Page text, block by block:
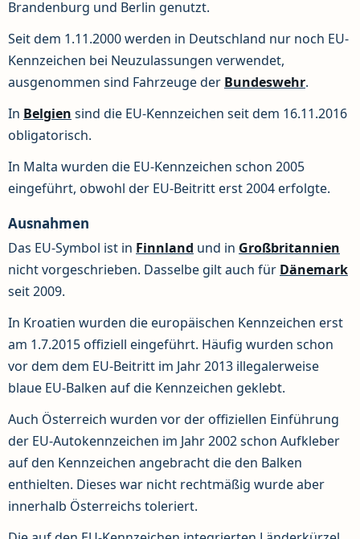
Brandenburg und Berlin genutzt.
Seit dem 1.11.2000 werden in Deutschland nur noch EU-
Kennzeichen bei Neuzulassungen verwendet,
ausgenommen sind Fahrzeuge der Bundeswehr.
In Belgien sind die EU-Kennzeichen seit dem 16.11.2016
obligatorisch.
In Malta wurden die EU-Kennzeichen schon 2005
eingeführt, obwohl der EU-Beitritt erst 2004 erfolgte.
Ausnahmen
Das EU-Symbol ist in Finnland und in Großbritannien
nicht vorgeschrieben. Dasselbe gilt auch für Dänemark
seit 2009.
In Kroatien wurden die europäischen Kennzeichen erst
am 1.7.2015 offiziell eingeführt. Häufig wurden schon
vor dem dem EU-Beitritt im Jahr 2013 illegalerweise
blaue EU-Balken auf die Kennzeichen geklebt.
Auch Österreich wurden vor der offiziellen Einführung
der EU-Autokennzeichen im Jahr 2002 schon Aufkleber
auf den Kennzeichen angebracht die den Balken
enthielten. Dieses war nicht rechtmäßig wurde aber
innerhalb Österreichs toleriert.